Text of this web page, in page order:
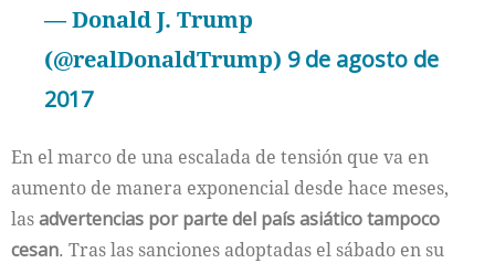
— Donald J. Trump
(@realDonaldTrump) 9 de agosto de
2017
En el marco de una escalada de tensión que va en
aumento de manera exponencial desde hace meses,
lasadvertencias por parte del país asiático tampoco
cesan. Tras las sanciones adoptadas el sábado en su